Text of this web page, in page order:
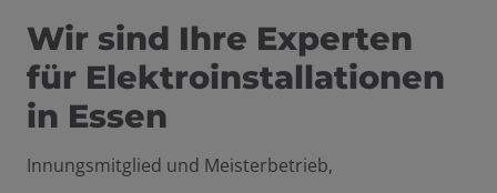
Wir sind Ihre Experten
für Elektroinstallationen
in Essen
Innungsmitglied und Meisterbetrieb,